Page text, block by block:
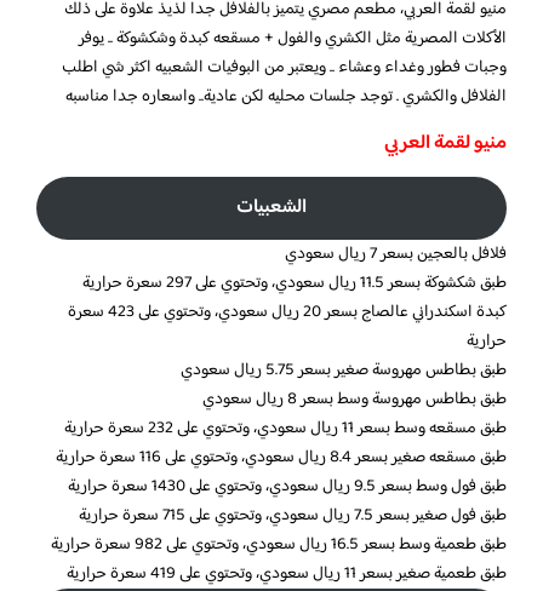
منيو لقمة العربي، مطعم مصري يتميز بالفلافل جدا لذيذ علاوة على ذلك
الأكلات المصرية مثل الكشري والفول + مسقعه كبدة وشكشوكة .. يوفر
وجبات فطور وغداء وعشاء .. ويعتبر من البوفيات الشعبيه اكثر شي اطلب
الفلافل والكشري . توجد جلسات محليه لكن عادية.. واسعاره جدا مناسبه
منيو لقمة العربي
الشعبيات
فلافل بالعجين بسعر 7 ريال سعودي
طبق شكشوكة بسعر 11.5 ريال سعودي، وتحتوي على 297 سعرة حرارية
كبدة اسكندراني عالصاج بسعر 20 ريال سعودي، وتحتوي على 423 سعرة
حرارية
طبق بطاطس مهروسة صغير بسعر 5.75 ريال سعودي
طبق بطاطس مهروسة وسط بسعر 8 ريال سعودي
طبق مسقعه وسط بسعر 11 ريال سعودي، وتحتوي على 232 سعرة حرارية
طبق مسقعه صغير بسعر 8.4 ريال سعودي، وتحتوي على 116 سعرة حرارية
طبق فول وسط بسعر 9.5 ريال سعودي، وتحتوي على 1430 سعرة حرارية
طبق فول صغير بسعر 7.5 ريال سعودي، وتحتوي على 715 سعرة حرارية
طبق طعمية وسط بسعر 16.5 ريال سعودي، وتحتوي على 982 سعرة حرارية
طبق طعمية صغير بسعر 11 ريال سعودي، وتحتوي على 419 سعرة حرارية